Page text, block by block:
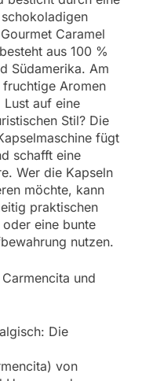
Caramel
aus 100 %
Südamerika. Am
Aromen
auf eine
Stil? Die
fügt
schafft eine
Wer die Kapseln
möchte, kann
praktischen
eine bunte
nutzen.
und
Die
von